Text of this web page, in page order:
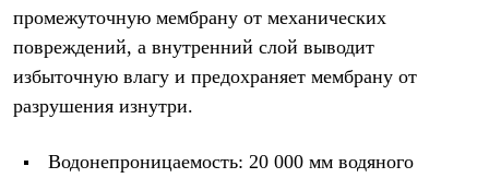
Флисовая одежда
Куртки
Брюки
Детская одежда
Утепленная пухом
Брюки
промежуточную мембрану от механических
повреждений, а внутренний слой выводит
избыточную влагу и предохраняет мембрану от
разрушения изнутри.
Водонепроницаемость: 20 000 мм водяного